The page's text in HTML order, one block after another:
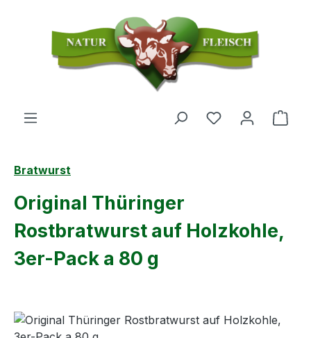
Zum Hauptinhalt springen
Du hast 0
Bratwurst
Original Thüringer
Rostbratwurst auf Holzkohle,
3er-Pack a 80 g
Bildergalerie überspringen